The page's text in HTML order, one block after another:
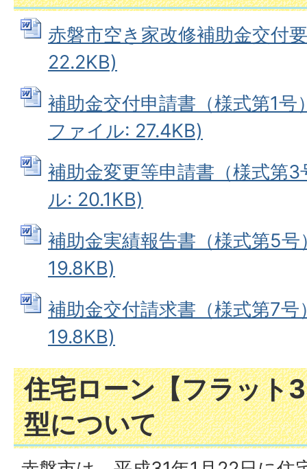
赤磐市空き家改修補助金交付
22.2KB)
補助金交付申請書（様式第1
ファイル: 27.4KB)
補助金変更等申請書（様式第
ル: 20.1KB)
補助金実績報告書（様式第5
19.8KB)
補助金交付請求書（様式第7
19.8KB)
住宅ローン【フラット
型について